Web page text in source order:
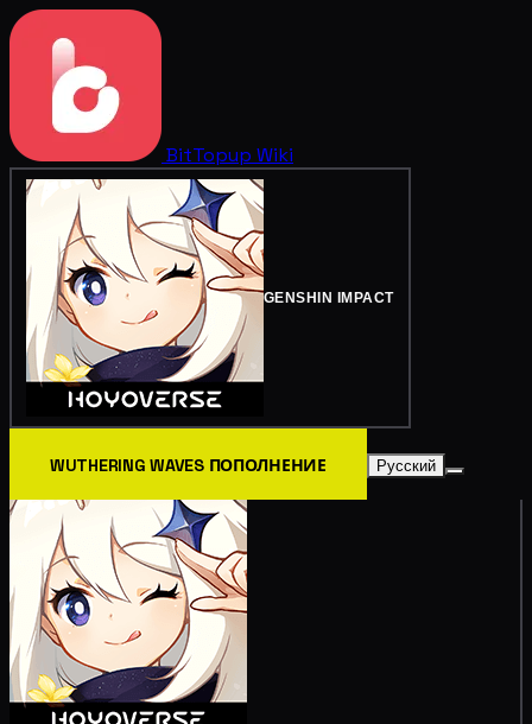
BitTopup Wiki
GENSHIN IMPACT
WUTHERING WAVES ПОПОЛНЕНИЕ Русский